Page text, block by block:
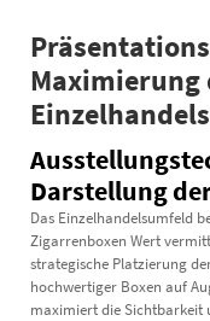
Maximierung
Darstellung
Das Einzelhandelsumfeld
Zigarrenboxen Wert
strategische Platzierung
hochwertiger Boxen auf
maximiert die Sichtbarkeit